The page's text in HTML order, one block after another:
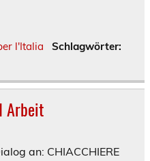
l'Italia
Schlagwörter:
Arbeit
an: CHIACCHIERE